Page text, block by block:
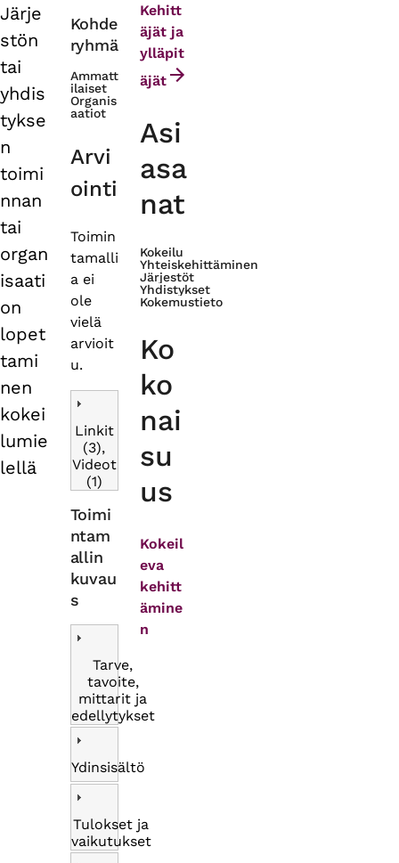
Primary
tabs
Järje
stön
tai
yhdis
tykse
n
toimi
nnan
tai
organ
isaati
on
lopet
tami
nen
kokei
lumie
lellä
Kohde
ryhmä
Ammatt
ilaiset
Organis
aatiot
Arvi
ointi
Toimin
tamalli
a ei
ole
vielä
arvioit
u.
Linkit
(3),
Videot
(1)
Toimi
ntam
allin
kuvau
s
Tarve,
tavoite,
mittarit ja
edellytykset
Ydinsisältö
Tulokset ja
vaikutukset
Kehitt
äjät ja
ylläpit
äjät
Asi
asa
nat
Kokeilu
Yhteiskehittäminen
Järjestöt
Yhdistykset
Kokemustieto
Ko
ko
nai
su
us
Kokeil
eva
kehitt
ämine
n